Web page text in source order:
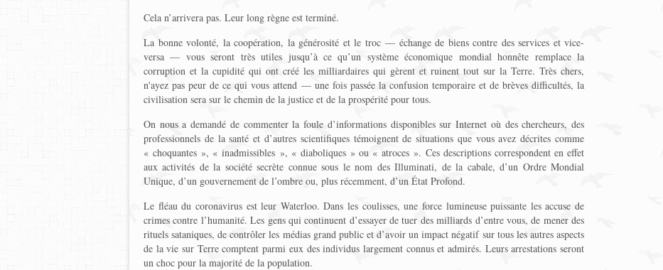
Cela n’arrivera pas. Leur long règne est terminé.
La bonne volonté, la coopération, la générosité et le troc — échange de biens contre des services et vice-
versa — vous seront très utiles jusqu’à ce qu’un système économique mondial honnête remplace la
corruption et la cupidité qui ont créé les milliardaires qui gèrent et ruinent tout sur la Terre. Très chers,
n'ayez pas peur de ce qui vous attend — une fois passée la confusion temporaire et de brèves difficultés, la
civilisation sera sur le chemin de la justice et de la prospérité pour tous.
On nous a demandé de commenter la foule d’informations disponibles sur Internet où des chercheurs, des
professionnels de la santé et d’autres scientifiques témoignent de situations que vous avez décrites comme
« choquantes », « inadmissibles », « diaboliques » ou « atroces ». Ces descriptions correspondent en effet
aux activités de la société secrète connue sous le nom des Illuminati, de la cabale, d’un Ordre Mondial
Unique, d’un gouvernement de l’ombre ou, plus récemment, d’un État Profond.
Le fléau du coronavirus est leur Waterloo. Dans les coulisses, une force lumineuse puissante les accuse de
crimes contre l’humanité. Les gens qui continuent d’essayer de tuer des milliards d’entre vous, de mener des
rituels sataniques, de contrôler les médias grand public et d’avoir un impact négatif sur tous les autres aspects
de la vie sur Terre comptent parmi eux des individus largement connus et admirés. Leurs arrestations seront
un choc pour la majorité de la population.